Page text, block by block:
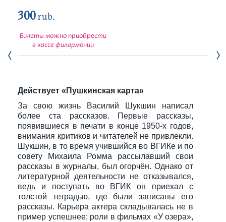
300rub.
Билеты можно приобрести
в кассе филармонии
Действует «Пушкинская карта»
За свою жизнь Василий Шукшин написал
более ста рассказов. Первые рассказы,
появившиеся в печати в конце 1950-х годов,
внимания критиков и читателей не привлекли.
Шукшин, в то время учившийся во ВГИКе и по
совету Михаила Ромма рассылавший свои
рассказы в журналы, был огорчён. Однако от
литературной деятельности не отказывался,
ведь и поступать во ВГИК он приехал с
толстой тетрадью, где были записаны его
рассказы. Карьера актера складывалась не в
пример успешнее: роли в фильмах «У озера»,